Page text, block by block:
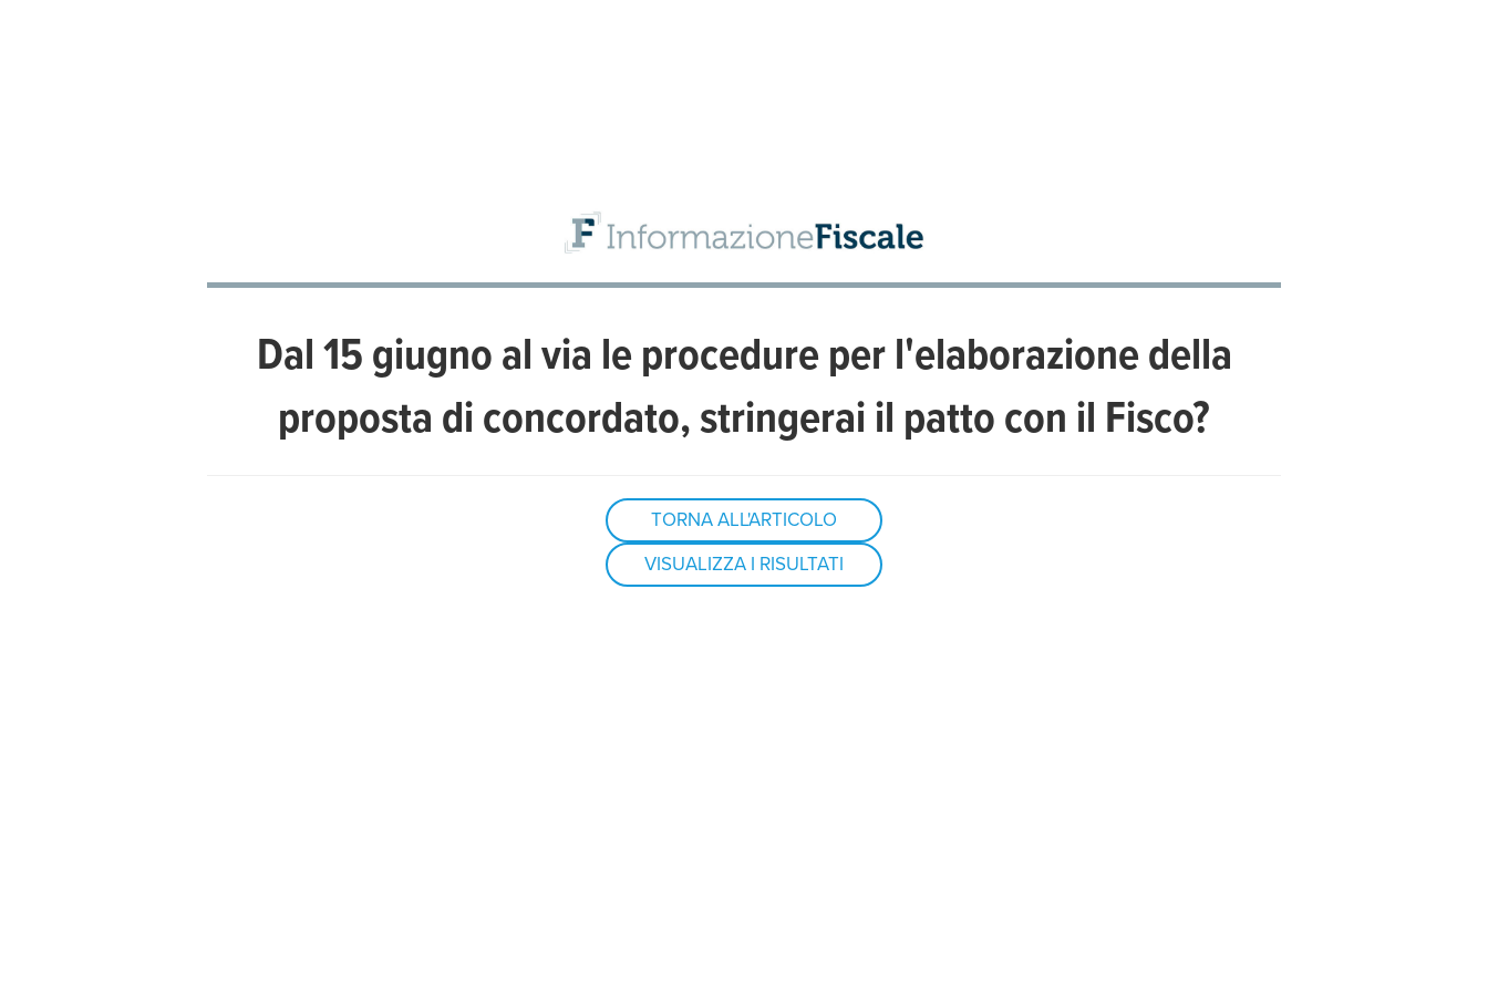
Dal 15 giugno al via le procedure per l'elaborazione della
proposta di concordato, stringerai il patto con il Fisco?
TORNA ALL'ARTICOLO
VISUALIZZA I RISULTATI